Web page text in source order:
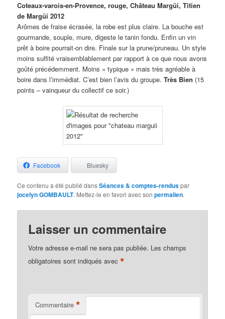
Coteaux-varois-en-Provence, rouge, Château Margüi, Titien
de Margüi 2012
Arômes de fraise écrasée, la robe est plus claire. La bouche est
gourmande, souple, mure, digeste le tanin fondu. Enfin un vin
prêt à boire pourrait-on dire. Finale sur la prune/pruneau. Un style
moins sulfité vraisemblablement par rapport à ce que nous avons
goûté précédemment. Moins « typique » mais très agréable à
boire dans l’immédiat. C’est bien l’avis du groupe.Très Bien (15
points – vainqueur du collectif ce soir.)
Facebook Bluesky
Ce contenu a été publié dansSéances & comptes-renduspar
jocelyn GOMBAULT. Mettez-le en favori avec sonpermalien.
Laisser un commentaire
Votre adresse e-mail ne sera pas publiée. Les champs
obligatoires sont indiqués avec*
Commentaire *